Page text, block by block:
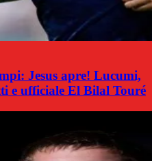
Jesus apre! Lucumi,
e ufficiale El Bilal Touré